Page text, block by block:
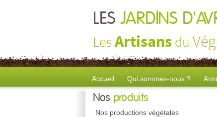
LES JARDINS
LesArtisans du
Accueil Qui sommes-nous ?
Nos produits
Nos productions végétales